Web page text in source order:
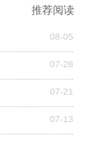
推荐阅读
08-05
07-28
07-21
07-13